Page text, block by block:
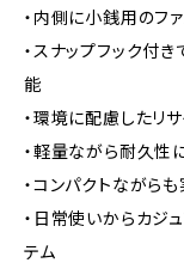
・内側に小銭用のフ
・スナップフック付
能
・環境に配慮したリ
・軽量ながら耐久性
・コンパクトながら
・日常使いからカジ
テム